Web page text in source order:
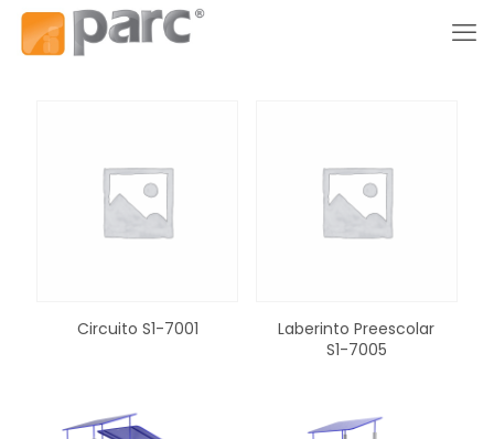
Circuito S1-7001
Laberinto Preescolar
S1-7005